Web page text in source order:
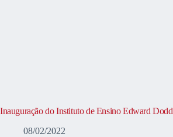
Inauguração do Instituto de Ensino Edward Dodd
08/02/2022